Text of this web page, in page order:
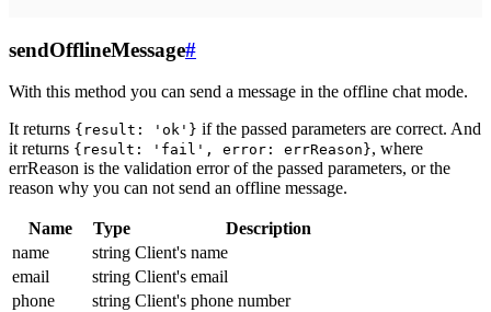
sendOfflineMessage#
With this method you can send a message in the offline chat mode.
It returns {result: 'ok'} if the passed parameters are correct. And
it returns {result: 'fail', error: errReason}, where
errReason is the validation error of the passed parameters, or the
reason why you can not send an offline message.
Name Type
Description
name
string Client's name
email
string Client's email
phone
string Client's phone number